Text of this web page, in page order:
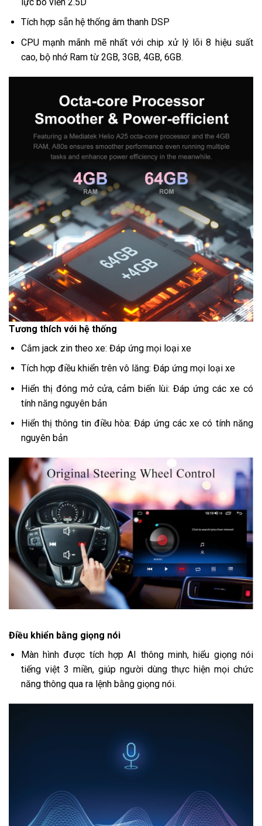
Tích hợp sẵn hệ thống âm thanh DSP
CPU mạnh mãnh mẽ nhất với chip xử lý lõi 8 hiệu suất
cao, bộ nhớ Ram từ 2GB, 3GB, 4GB, 6GB.
Tương thích với hệ thống
Cắm jack zin theo xe: Đáp ứng mọi loại xe
Tích hợp điều khiển trên vô lăng: Đáp ứng mọi loại xe
Hiển thị đóng mở cửa, cảm biến lùi: Đáp ứng các xe có
tính năng nguyên bản
Hiển thị thông tin điều hòa: Đáp ứng các xe có tính năng
nguyên bản
Điều khiển bằng giọng nói
Màn hình được tích hợp AI thông minh, hiểu giọng nói
tiếng việt 3 miền, giúp người dùng thực hiện mọi chức
năng thông qua ra lệnh bằng giọng nói.